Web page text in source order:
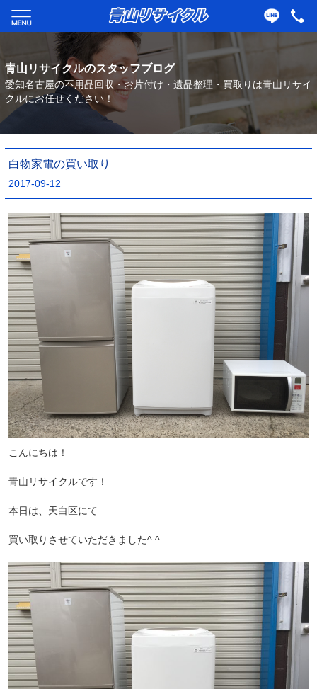
青山リサイクルのスタッフブログ
愛知名古屋の不用品回収・お片付け・遺品整理・買取りは青山リサイ
クルにお任せください！
白物家電の買い取り
2017-09-12
こんにちは！
青山リサイクルです！
本日は、天白区にて
買い取りさせていただきました^ ^